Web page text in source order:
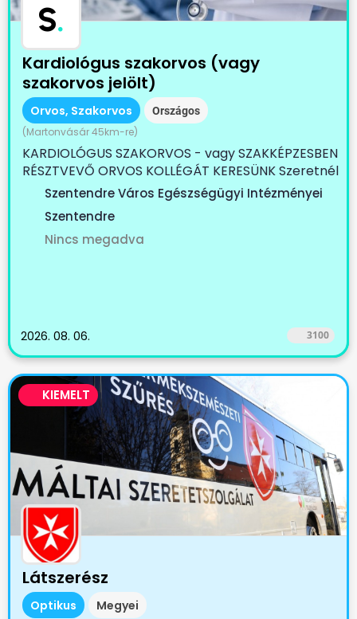
S.
Kardiológus szakorvos (vagy
szakorvos jelölt)
Orvos, Szakorvos Országos
(Martonvásár 45km-re)
KARDIOLÓGUS SZAKORVOS - vagy SZAKKÉPZESBEN
RÉSZTVEVŐ ORVOS KOLLÉGÁT KERESÜNK Szeretnél
egy...Szentendre Város Egészségügyi Intézményei
Szentendre
Nincs megadva
2026. 08. 06. 3100
KIEMELT
Látszerész
Optikus Megyei